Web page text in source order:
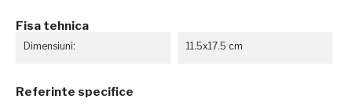
Fisa tehnica
Dimensiuni: 11.5x17.5 cm
Referinte specifice